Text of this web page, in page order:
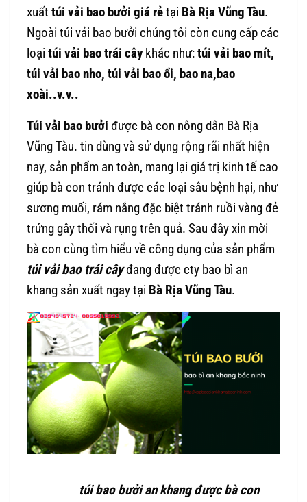
xuất túi vải bao bưởi giá rẻtại Bà Rịa Vũng Tàu.
Ngoài túi vải bao bưởi chúng tôi còn cung cấp các
loại túi vải bao trái câykhác như:túi vải bao mít,
túi vải bao nho, túi vải bao ổi, bao na,bao
xoài..v.v..
Túi vải bao bưởi được bà con nông dân Bà Rịa
Vũng Tàu. tin dùng và sử dụng rộng rãi nhất hiện
nay, sản phẩm an toàn, mang lại giá trị kinh tế cao
giúp bà con tránh được các loại sâu bệnh hại, như
sương muối, rám nắng đặc biệt tránh ruồi vàng đẻ
trứng gây thối và rụng trên quả. Sau đây xin mời
bà con cùng tìm hiểu về công dụng của sản phẩm
túi vảibao trái cây đang được cty bao bì an
khang sản xuất ngay tại Bà Rịa Vũng Tàu.
túi bao bưởi an khang được bà con